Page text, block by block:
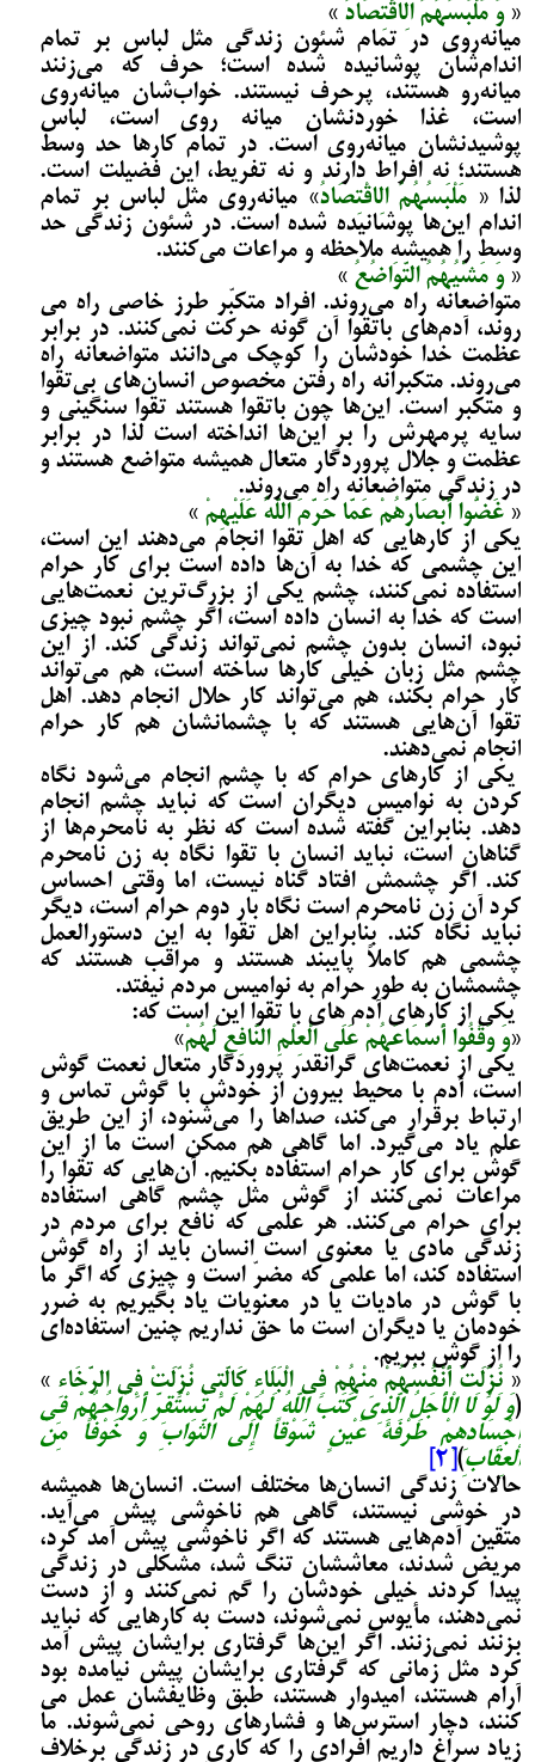
«وَ مَلْبَسُهُمُ الِاقْتِصَادُ »
میانه‌روی در تمام شئون زندگی مثل لباس بر تمام
اندام‌شان پوشانیده شده است؛ حرف که می­‌زنند
میانه‌رو هستند، پرحرف نیستند. خواب‌شان میانه‌روی
است، غذا خوردنشان میانه روی است، لباس
پوشیدنشان میانه‌روی است. در تمام کارها حد وسط
هستند؛ نه افراط دارند و نه تفریط، این فضیلت است.
لذا« مَلْبَسُهُمُ الِاقْتِصَادُ» میانه‌روی مثل لباس بر تمام
اندام این‌ها پوشانیده شده است. در شئون زندگی حد
وسط را همیشه ملاحظه و مراعات می‌­کنند.
« وَ مَشْیُهُمُ التَّوَاضُعُ »
متواضعانه راه می­‌روند. افراد متکبّر طرز خاصی راه می­‌
روند، آدم‌های باتقوا آن گونه حرکت نمی­‌کنند. در برابر
عظمت خدا خودشان را کوچک می­‌دانند متواضعانه راه
می‌­روند. متکبرانه راه رفتن مخصوص انسان‌های بی­‌تقوا
و متکبر است. این‌ها چون باتقوا هستند تقوا سنگینی و
سایه پرمهرش را بر این‌ها انداخته است لذا در برابر
عظمت و جلال پروردگار متعال همیشه متواضع هستند و
در زندگی متواضعانه راه می‌­روند.
« غَضُّوا أَبْصَارَهُمْ عَمَّا حَرَّمَ اللَّهُ عَلَیْهِمْ »
یکی از کارهایی که اهل تقوا انجام می‌­دهند این است،
این چشمی که خدا به آن‌ها داده است برای کار حرام
استفاده نمی‌­کنند، چشم یکی از بزرگ‌ترین نعمت‌هایی
است که خدا به انسان داده است، اگر چشم نبود چیزی
نبود، انسان بدون چشم نمی­‌تواند زندگی کند. از این
چشم مثل زبان خیلی کارها ساخته است، هم می‌­تواند
کار حرام بکند، هم می­‌تواند کار حلال انجام دهد. اهل
تقوا آن‌هایی هستند که با چشمانشان هم کار حرام
انجام نمی­‌دهند.
یکی از کارهای حرام که با چشم انجام می­‌شود نگاه
کردن به نوامیس دیگران است که نباید چشم انجام
دهد. بنابراین گفته شده است که نظر به نامحرم‌ها از
گناهان است، نباید انسان با تقوا نگاه به زن نامحرم
کند. اگر چشمش افتاد گناه نیست، اما وقتی احساس
کرد آن زن نامحرم است نگاه بار دوم حرام است، دیگر
نباید نگاه کند. بنابراین اهل تقوا به این دستورالعمل
چشمی هم کاملاً پایبند هستند و مراقب هستند که
چشمشان به طور حرام به نوامیس مردم نیفتد.
‌یکی از کارهای آدم های با تقوا این است که:
«وَ وَقَفُوا أَسْمَاعَهُمْ عَلَى الْعِلْمِ النَّافِعِ لَهُمْ»
یکی از نعمت‌های گرانقدر پروردگار متعال نعمت گوش
است، آدم با محیط بیرون از خودش با گوش تماس و
ارتباط برقرار می­‌کند، صداها را می­‌شنود، از این طریق
علم یاد می­‌گیرد. اما گاهی هم ممکن است ما از این
گوش برای کار حرام استفاده بکنیم. آن‌هایی که تقوا را
مراعات نمی­‌کنند از گوش مثل چشم گاهی استفاده
برای حرام می­‌کنند. هر علمی که نافع برای مردم در
زندگی مادی یا معنوی است انسان باید از راه گوش
استفاده کند، اما علمی که مضرّ است و چیزی که اگر ما
با گوش در مادیات یا در معنویات یاد بگیریم به ضرر
خودمان یا دیگران است ما حق نداریم چنین استفاده‌­ای
را از گوش ببریم.
« نُزِّلَتْ أَنْفُسُهُمْ مِنْهُمْ فِی الْبَلَاءِ کَالَّتِی نُزِّلَتْ فِی الرَّخَاءِ »
(وَ لَوْ لَا الْأَجَلُ الَّذِی کَتَبَ اللَّهُ لَهُمْ لَمْ تَسْتَقِرَّ أَرْوَاحُهُمْ فِی
أَجْسَادِهِمْ طَرْفَةَ عَیْنٍ شَوْقاً إِلَى الثَّوَابِ وَ خَوْفاً مِنَ
الْعِقَابِ)
حالات زندگی انسان‌ها مختلف است. انسان‌ها همیشه
در خوشی نیستند، گاهی هم ناخوشی پیش می­‌آید.
متقین آدم‌هایی هستند که اگر ناخوشی پیش آمد کرد،
مریض شدند، معاششان تنگ شد، مشکلی در زندگی
پیدا کردند خیلی خودشان را گم نمی­‌کنند و از دست
نمی­‌دهند، مأیوس نمی‌­شوند، دست به کارهایی که نباید
بزنند نمی‌­زنند. اگر این‌ها گرفتاری برایشان پیش آمد
کرد مثل زمانی که گرفتاری برایشان پیش نیامده بود
آرام هستند، امیدوار هستند، طبق وظایفشان عمل می­‌
کنند، دچار استرس‌ها و فشارهای روحی نمی‌­شوند. ما
زیاد سراغ داریم افرادی را که کاری در زندگی برخلاف